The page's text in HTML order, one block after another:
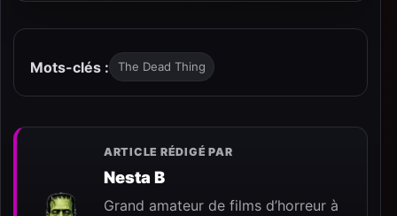
Mots-clés : The Dead Thing
ARTICLE RÉDIGÉ PAR
Nesta B
Grand amateur de films d’horreur à